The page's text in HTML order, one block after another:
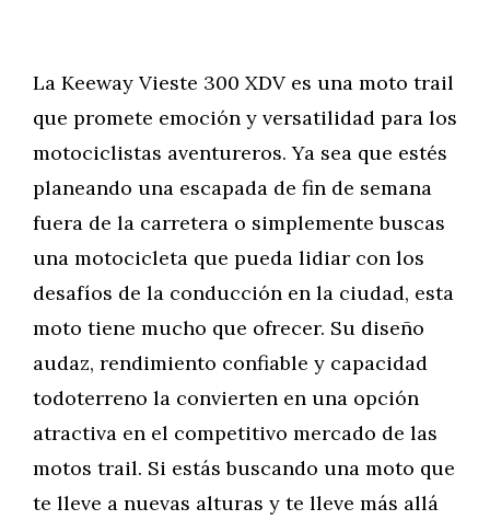
La Keeway Vieste 300 XDV es una moto trail
que promete emoción y versatilidad para los
motociclistas aventureros. Ya sea que estés
planeando una escapada de fin de semana
fuera de la carretera o simplemente buscas
una motocicleta que pueda lidiar con los
desafíos de la conducción en la ciudad, esta
moto tiene mucho que ofrecer. Su diseño
audaz, rendimiento confiable y capacidad
todoterreno la convierten en una opción
atractiva en el competitivo mercado de las
motos trail. Si estás buscando una moto que
te lleve a nuevas alturas y te lleve más allá